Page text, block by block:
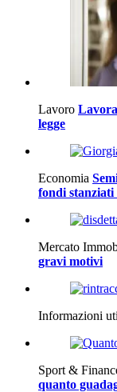
Lavoro
legge
Economia
fondi stanziati
Mercato
gravi motivi
Informazioni
Sport &
quanto